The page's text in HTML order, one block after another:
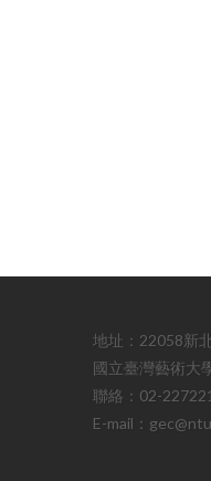
地址：22058新
國立臺灣藝術大
聯絡：02-
E-mail：